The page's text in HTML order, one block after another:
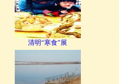
清明“寒食”展